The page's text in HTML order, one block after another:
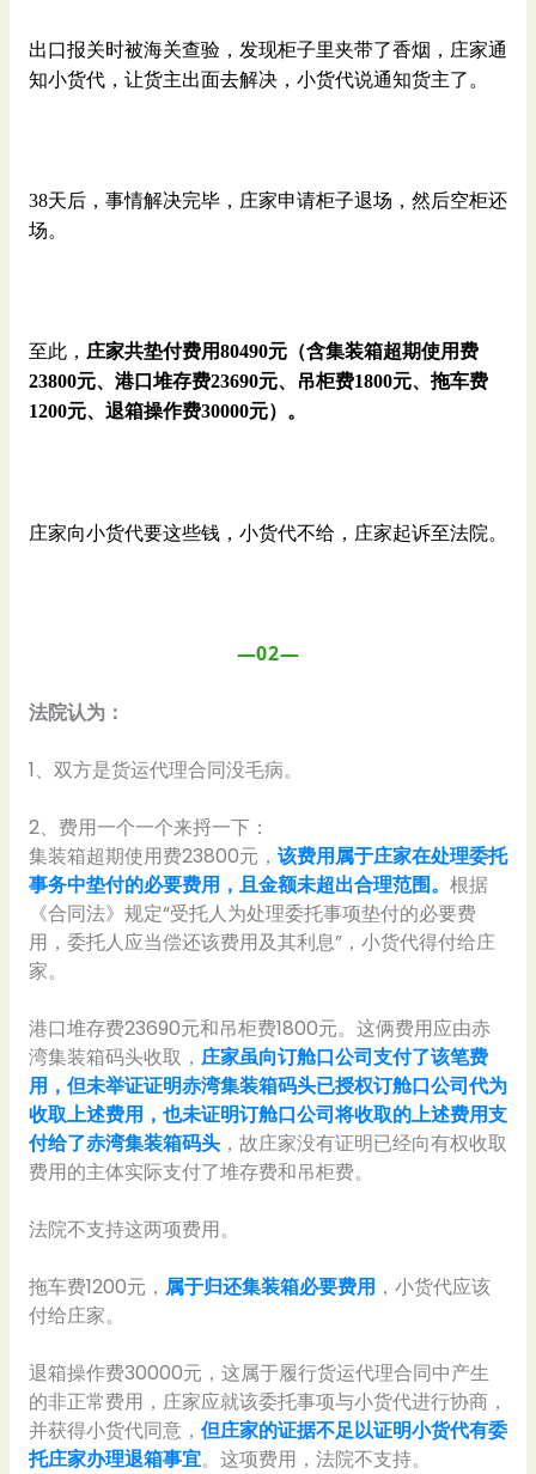
出口报关时被海关查验，发现柜子里夹带了香烟，庄家通
知小货代，让货主出面去解决，小货代说通知货主了。
38天后，事情解决完毕，庄家申请柜子退场，然后空柜还
场。
至此， 庄家共垫付费用80490元（含集装箱超期使用费
23800元、港口堆存费23690元、吊柜费1800元、拖车费
1200元、退箱操作费30000元）。
庄家向小货代要这些钱，小货代不给，庄家起诉至法院。
—02—
法院认为：
1、双方是货运代理合同没毛病。
2、费用一个一个来捋一下：
集装箱超期使用费23800元， 该费用属于庄家在处理委托
事务中垫付的必要费用，且金额未超出合理范围。 根据
《合同法》规定“受托人为处理委托事项垫付的必要费
用，委托人应当偿还该费用及其利息”，小货代得付给庄
家。
港口堆存费23690元和吊柜费1800元。这俩费用应由赤
湾集装箱码头收取， 庄家虽向订舱口公司支付了该笔费
用，但未举证证明赤湾集装箱码头已授权订舱口公司代为
收取上述费用，也未证明订舱口公司将收取的上述费用支
付给了赤湾集装箱码头，故庄家没有证明已经向有权收取
费用的主体实际支付了堆存费和吊柜费。
法院不支持这两项费用。
拖车费1200元， 属于归还集装箱必要费用 ，小货代应该
付给庄家。
退箱操作费30000元，这属于履行货运代理合同中产生
的非正常费用，庄家应就该委托事项与小货代进行协商，
并获得小货代同意， 但庄家的证据不足以证明小货代有委
托庄家办理退箱事宜。这项费用，法院不支持。